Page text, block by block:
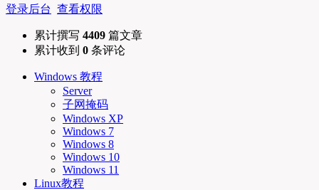
登录后台 查看权限
累计撰写 4409 篇文章
累计收到 0 条评论
Windows 教程
Server
子网掩码
Windows XP
Windows 7
Windows 8
Windows 10
Windows 11
Linux教程